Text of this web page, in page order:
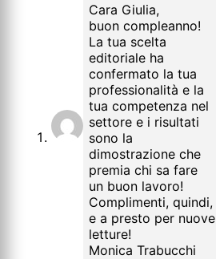
Cara Giulia,
buon compleanno!
La tua scelta
editoriale ha
confermato la tua
professionalità e la
tua competenza nel
settore e i risultati
sono la
dimostrazione che
premia chi sa fare
un buon lavoro!
Complimenti, quindi,
e a presto per nuove
letture!
Monica Trabucchi